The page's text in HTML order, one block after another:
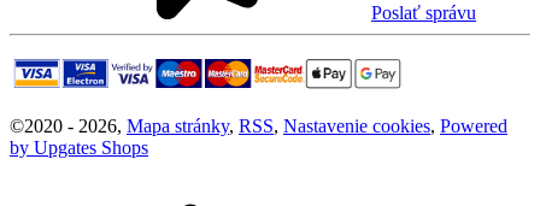
Poslať správu
©2020 - 2026, Mapa stránky, RSS, Nastavenie cookies, Powered
by Upgates Shops